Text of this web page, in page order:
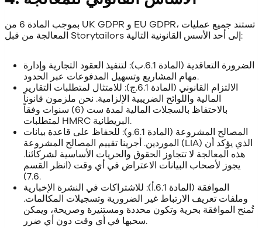
بموجب المادة 6 من UK GDPR و EU GDPR، تستند جميع عمليات
المعالجة من قبل Storytailors إلى أحد الأسس القانونية التالية:
الضرورة التعاقدية (المادة 6.1.ب): لتنفيذ العقود التجارية وإدارة
مهام المشاريع وتسهيل المدفوعات عبر الحدود.
الالتزام القانوني (المادة 6.1.ج): للامتثال لمتطلبات التقارير
المالية واللوائح الضريبية الإلزامية. نحن ملزمون قانوناً
بالاحتفاظ بالسجلات المالية لمدة ست (6) سنوات وفقاً
لمتطلبات HMRC البريطانية.
المصالح المشروعة (المادة 6.1.و): للحفاظ على قاعدة بيانات
الموردين. أجرينا تقييم المصالح المشروعة (LIA) الذي يؤكد أن
هذه المعالجة لا تتجاوز الحقوق والحريات الأساسية لشركائنا.
يجوز لأصحاب البيانات الاعتراض في أي وقت (انظر القسم
7.6).
الموافقة (المادة 6.1.أ): للاشتراكات في النشرة الإخبارية
وملفات تعريف الارتباط غير الضرورية وتسجيلات المكالمات.
تُمنح الموافقة بحرية وتكون محددة ومستنيرة وصريحة، ويمكن
سحبها في أي وقت دون أي ضرر.